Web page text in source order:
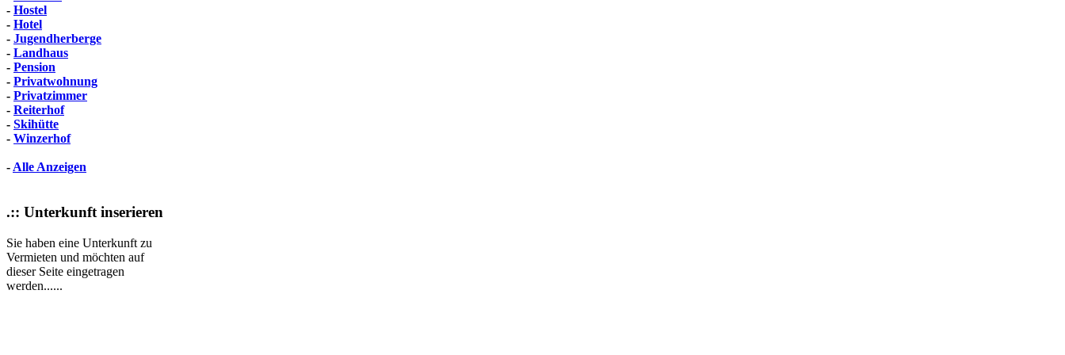
- Hostel
- Hotel
- Jugendherberge
- Landhaus
- Pension
- Privatwohnung
- Privatzimmer
- Reiterhof
- Skihütte
- Winzerhof
- Alle Anzeigen
.:: Unterkunft inserieren
Sie haben eine Unterkunft zu
Vermieten und möchten auf
dieser Seite eingetragen
werden......